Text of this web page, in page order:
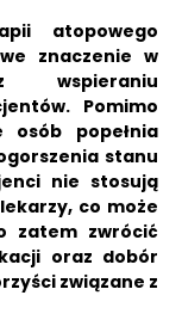
atopowego
znaczenie w
wspieraniu
Pomimo
osób popełnia
stanu
nie stosują
co może
zatem zwrócić
oraz dobór
związane z